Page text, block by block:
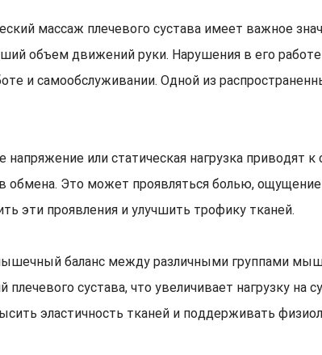
массаж плечевого сустава имеет важное
объем движений руки. Нарушения в его
и самообслуживании. Одной из
или статическая нагрузка
обмена. Это может проявляться болью,
эти проявления и улучшить трофику тканей.
баланс между различными группами
сустава, что увеличивает нагрузку
эластичность тканей и поддерживать